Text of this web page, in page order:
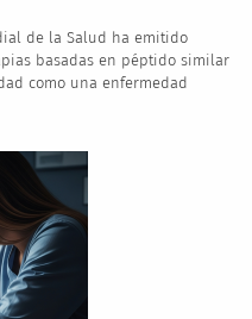
de la Salud ha emitido
basadas en péptido similar
como una enfermedad